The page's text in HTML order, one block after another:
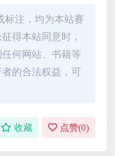
标注，均为本站赛
得本站同意时，
何网站、书籍等
的合法权益，可
收藏 点赞(0)